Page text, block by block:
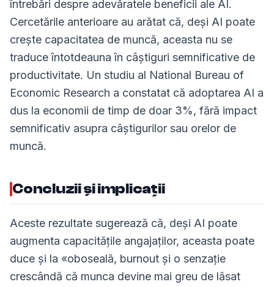
întrebări despre adevăratele beneficii ale AI.
Cercetările anterioare au arătat că, deși AI poate
crește capacitatea de muncă, aceasta nu se
traduce întotdeauna în câștiguri semnificative de
productivitate. Un studiu al National Bureau of
Economic Research a constatat că adoptarea AI a
dus la economii de timp de doar 3%, fără impact
semnificativ asupra câștigurilor sau orelor de
muncă.
Concluzii și implicații
Aceste rezultate sugerează că, deși AI poate
augmenta capacitățile angajaților, aceasta poate
duce și la «oboseală, burnout și o senzație
crescândă că munca devine mai greu de lăsat